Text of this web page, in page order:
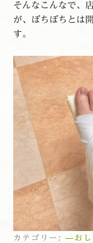
そんなこんなで、
が、ぼちぼちとは
す。
カテゴリー: —おし